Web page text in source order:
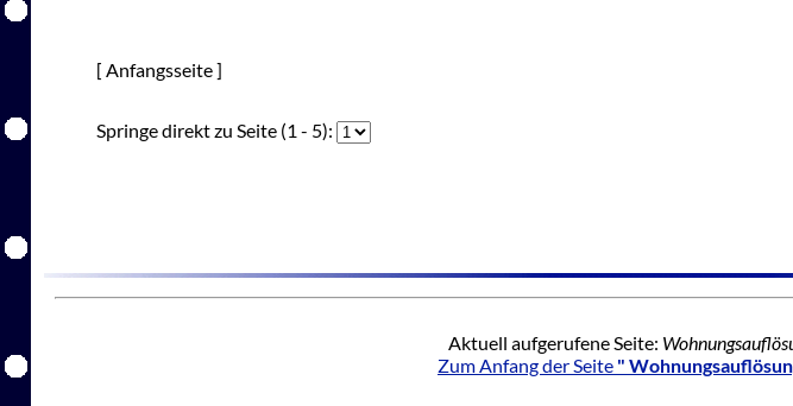
[ Anfangsseite ]
Springe direkt zu Seite (1 - 5):
Aktuell aufgerufene Seite:
Zum Anfang der Seite "